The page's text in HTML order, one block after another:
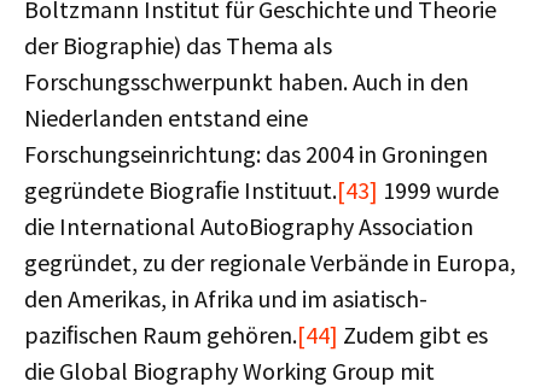
Boltzmann Institut für Geschichte und Theorie
der Biographie) das Thema als
Forschungsschwerpunkt haben. Auch in den
Niederlanden entstand eine
Forschungseinrichtung: das 2004 in Groningen
gegründete Biograﬁe Instituut.[43] 1999 wurde
die International AutoBiography Association
gegründet, zu der regionale Verbände in Europa,
den Amerikas, in Afrika und im asiatisch-
paziﬁschen Raum gehören.[44] Zudem gibt es
die Global Biography Working Group mit